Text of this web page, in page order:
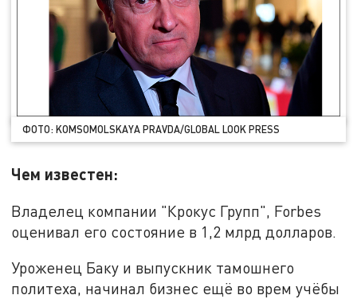
ФОТО: KOMSOMOLSKAYA PRAVDA/GLOBAL LOOK PRESS
Чем известен:
Владелец компании "Крокус Групп", Forbes
оценивал его состояние в 1,2 млрд долларов.
Уроженец Баку и выпускник тамошнего
политеха, начинал бизнес ещё во врем учёбы